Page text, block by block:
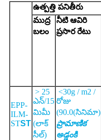
ఉత్పత్తి పనితీరు
ముద్ర
బలం
నీటి ఆవిరి
ప్రసార రేటు
EPP-
ILM-
STST
> 25
ఎన్/15
మిమీ
(లాక్
సీల్)
<30g / m2 /
రోజు
(90.0(సినిమా)
ప్రామాణిక
అడ్డంకి